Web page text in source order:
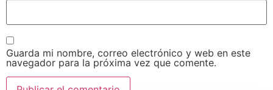
Guarda mi nombre, correo electrónico y web en este
navegador para la próxima vez que comente.